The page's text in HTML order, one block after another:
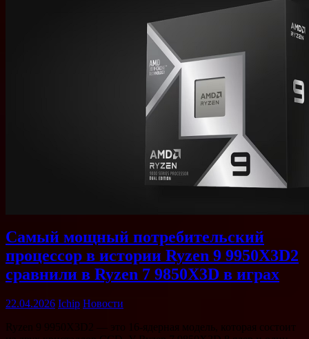
Самый мощный потребительский
процессор в истории Ryzen 9 9950X3D2
сравнили в Ryzen 7 9850X3D в играх
22.04.2026 Ichip Новости
Ryzen 9 9950X3D2 — это 16-ядерная модель, которая состоит